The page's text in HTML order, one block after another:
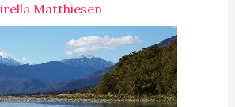
Matthiesen